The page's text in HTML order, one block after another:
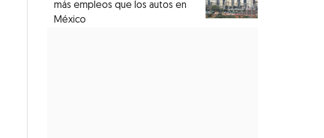
más empleos que los autos en
México